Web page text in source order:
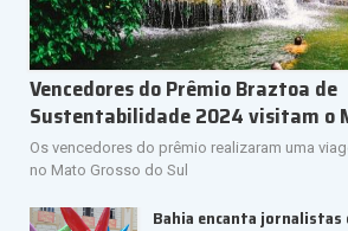
Vencedores do Prêmio Braztoa de
Sustentabilidade 2024 visitam o
Os vencedores do prêmio realizaram uma
no Mato Grosso do Sul
Bahia encanta jornalistas